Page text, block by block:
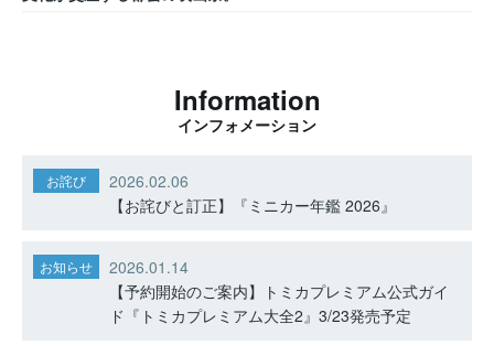
Information
インフォメーション
お詫び
2026.02.06
【お詫びと訂正】『ミニカー年鑑 2026』
お知らせ
2026.01.14
【予約開始のご案内】トミカプレミアム公式ガイ
ド『トミカプレミアム大全2』3/23発売予定